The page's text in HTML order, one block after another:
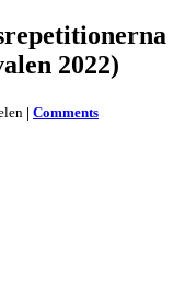
2022)
| Comments